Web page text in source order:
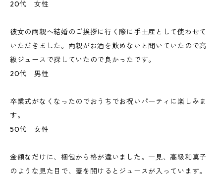
20代 女性
彼女の両親へ結婚のご挨拶に行く際に手土産として使わせて
いただきました。両親がお酒を飲めないと聞いていたので高
級ジュースで探していたので良かったです。
20代 男性
卒業式がなくなったのでおうちでお祝いパーティに楽しみま
す。
50代 女性
金額なだけに、梱包から格が違いました。一見、高級和菓子
のような見た目で、蓋を開けるとジュースが入っています。